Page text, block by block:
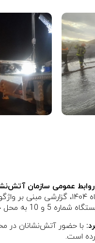
عمومی سازمان
ساعت ۱۵:۵۳ بعد از ظهر ۲۸
حادثه اعزام شدند.
با حضور آتش‌نشانان در
است.